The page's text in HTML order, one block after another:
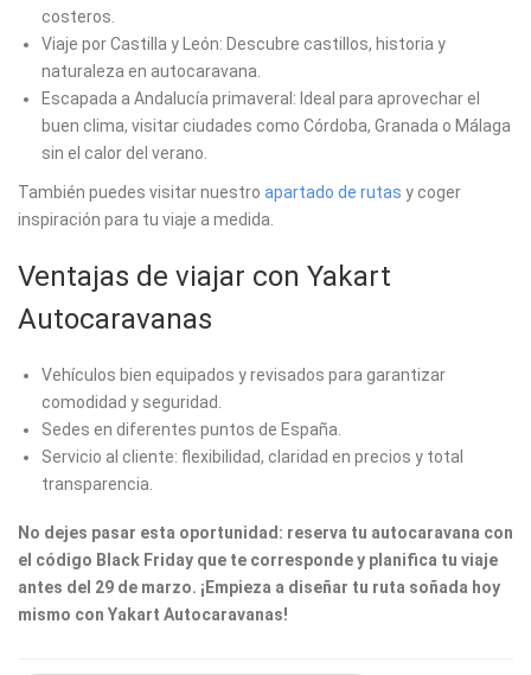
costeros.
Viaje por Castilla y León: Descubre castillos, historia y
naturaleza en autocaravana.
Escapada a Andalucía primaveral: Ideal para aprovechar el
buen clima, visitar ciudades como Córdoba, Granada o Málaga
sin el calor del verano.
También puedes visitar nuestro apartado de rutas y coger
inspiración para tu viaje a medida.
Ventajas de viajar con Yakart
Autocaravanas
Vehículos bien equipados y revisados para garantizar
comodidad y seguridad.
Sedes en diferentes puntos de España.
Servicio al cliente: flexibilidad, claridad en precios y total
transparencia.
No dejes pasar esta oportunidad: reserva tu autocaravana con
el código Black Friday que te corresponde y planifica tu viaje
antes del 29 de marzo. ¡Empieza a diseñar tu ruta soñada hoy
mismo con Yakart Autocaravanas!